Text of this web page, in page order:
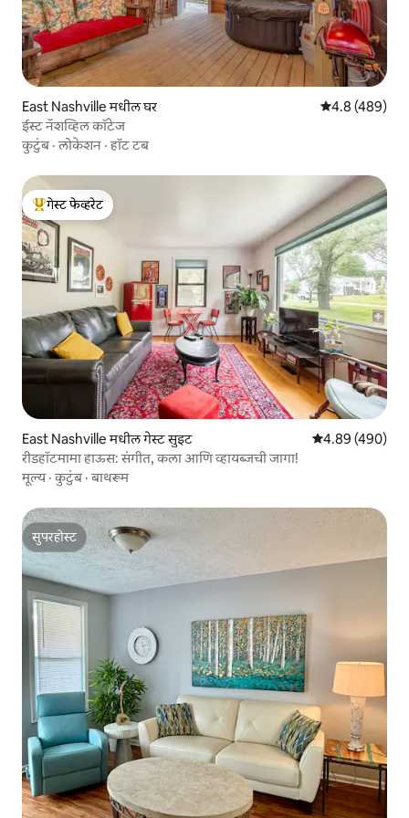
East Nashville मधील घर 5 पैकी 4.8
4.8 (489)
ईस्ट नॅशव्हिल कॉटेज
कुटुंब·लोकेशन ·हॉट टब
टॉप गेस्ट फेव्हरेट
गेस्ट फेव्हरेट
East Nashville मधील गेस्ट सुइट 5 पैकी 4.89
4.89 (490)
रीडहॉटमामा हाऊस: संगीत, कला आणि व्हायब्जची जागा!
मूल्य·कुटुंब·बाथरूम
सुपरहोस्ट
सुपरहोस्ट